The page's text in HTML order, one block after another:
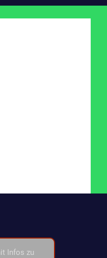
Infos zu